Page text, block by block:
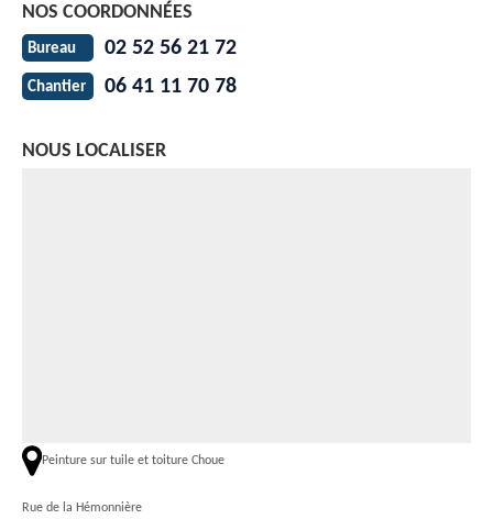
NOS COORDONNÉES
Bureau 02 52 56 21 72
Chantier 06 41 11 70 78
NOUS LOCALISER
Peinture sur tuile et toiture Choue
Rue de la Hémonnière